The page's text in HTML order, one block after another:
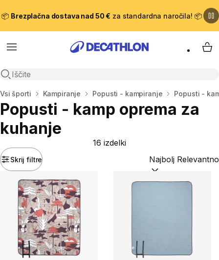
📦 Brezplačna dostava nad 50 € za standardna naročila! 📦
Meni
Odpri iskanje
Domov
Vsi športi Kampiranje Popusti - kampiranje Popusti -
Popusti - kamp oprema za
kuhanje
Skrij filtre
16 izdelki
Razvrsti po: